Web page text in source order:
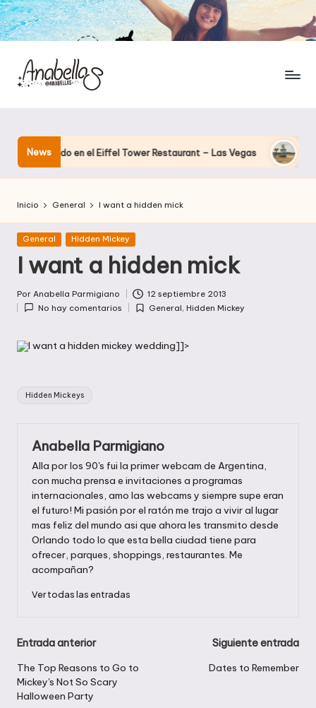
News
en el Eiffel Tower Restaurant – Las Vegas El hotel
Inicio General I want a hidden mick
Publicada
General Hidden Mickey
I want a hidden mick
Publicado
por
Por Anabella Parmigiano
12 septiembre 2013
No hay comentarios
Publicada
General,Hidden Mickey
I want a hidden mickey wedding]]>
Etiquetas:
Hidden Mickeys
Anabella Parmigiano
Alla por los 90's fui la primer webcam de Argentina,
con mucha prensa e invitaciones a programas
internacionales, amo las webcams y siempre supe eran
el futuro! Mi pasión por el ratón me trajo a vivir al lugar
mas feliz del mundo asi que ahora les transmito desde
Orlando todo lo que esta bella ciudad tiene para
ofrecer, parques, shoppings, restaurantes. Me
acompañan?
Ver todas las entradas
Navegación
de
entradas
Entrada anterior
The Top Reasons to Go to
Mickey's Not So Scary
Halloween Party
Siguiente entrada
Dates to Remember